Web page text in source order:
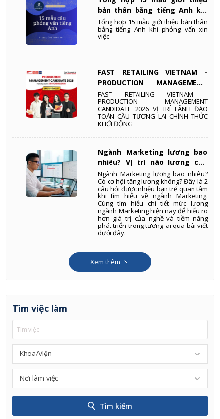
bản thân bằng tiếng Anh khi
phỏng vấn xin việc
Tổng hợp 15 mẫu giới thiệu bản thân
bằng tiếng Anh khi phỏng vấn xin
việc
FAST RETAILING VIETNAM -
PRODUCTION MANAGEMENT
CANDIDATE 2026 VỊ TRÍ LÃNH
ĐẠO TOÀN CẦU TƯƠNG LAI
CHÍNH THỨC KHỞI ĐỘNG
FAST RETAILING VIETNAM -
PRODUCTION MANAGEMENT
CANDIDATE 2026 VỊ TRÍ LÃNH ĐẠO
TOÀN CẦU TƯƠNG LAI CHÍNH THỨC
KHỞI ĐỘNG
Ngành Marketing lương bao
nhiêu? Vị trí nào lương cao
nhất
Ngành Marketing lương bao nhiêu?
Có cơ hội tăng lương không? Đây là 2
câu hỏi được nhiều bạn trẻ quan tâm
khi tìm hiểu về ngành Marketing.
Cùng tìm hiểu chi tiết mức lương
ngành Marketing hiện nay để hiểu rõ
hơn giá trị của nghề và tiềm năng
phát triển trong tương lai qua bài viết
dưới đây.
Xem thêm
Tìm việc làm
Khoa/Viện
Nơi làm việc
Tìm kiếm